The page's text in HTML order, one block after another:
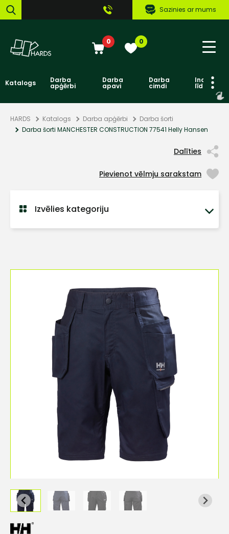
Sazinies ar mums
0 0
Katalogs Darba
apģērbi
Darba
apavi
Darba
cimdi līdzekļi
HARDS Katalogs Darba apģērbi
Darba šorti
Darba šorti MANCHESTER CONSTRUCTION 77541 Helly Hansen
Dalīties
Pievienot vēlmju sarakstam
Izvēlies kategoriju